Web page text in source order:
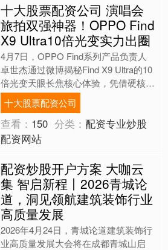
十大股票配资公司 演唱会
旅拍双强神器！OPPO Find
X9 Ultra10倍光变实力出圈
4月7日，OPPO Find系列产品负责人
卓世杰通过微博揭秘Find X9 Ultra的10
倍光变天眼长焦核心体验，凭借硬核光
学实力，这款新机精准攻克手机拍摄
两....
十大股票配资公司
查看： 150 分类：配资专业炒股
配资网站
配资炒股开户方案 大咖云
集 智启新程丨2026青城论
道，洞见领航建筑装饰行业
高质量发展
2026年4月24日，青城论道建筑装饰行
业高质量发展大会将在成都青城山启